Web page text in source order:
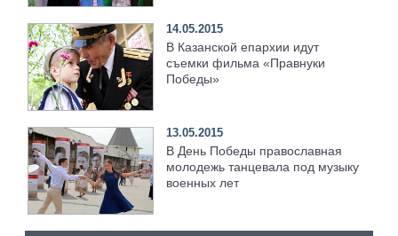
14.05.2015
В Казанской епархии идут
съемки фильма «Правнуки
Победы»
13.05.2015
В День Победы православная
молодежь танцевала под музыку
военных лет